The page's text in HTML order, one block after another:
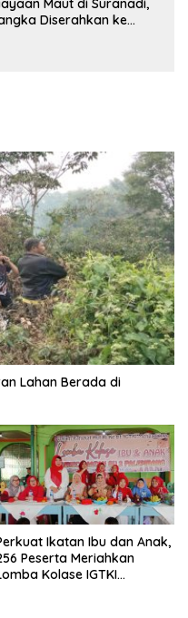
Maut di Suranadi,
Diserahkan ke
Lahan Berada di
Ikatan Ibu dan Anak,
Peserta Meriahkan
Kolase IGTKI